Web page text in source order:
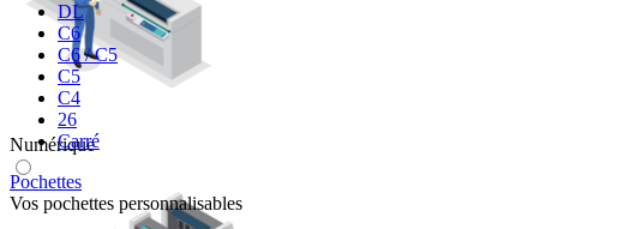
DL
C6
C6 / C5
C5
C4
26
Carré
Pochettes
Vos pochettes personnalisables
Numérique